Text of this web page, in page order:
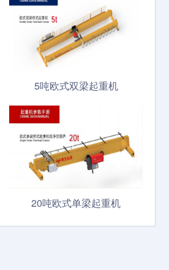
5吨欧式双梁起重机
20吨欧式单梁起重机